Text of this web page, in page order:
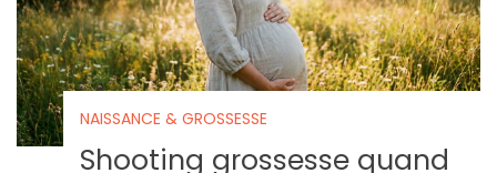
NAISSANCE & GROSSESSE
Shooting grossesse quand